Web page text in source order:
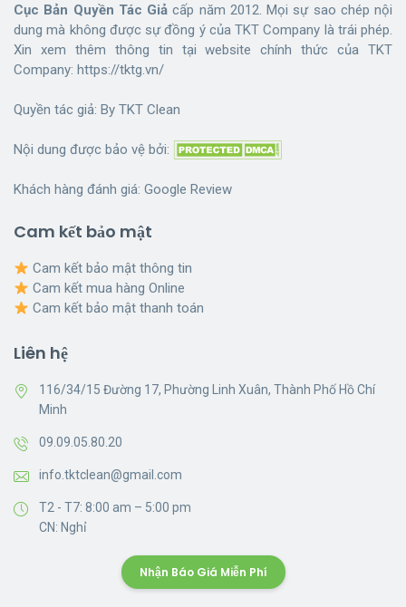
Cục Bản Quyền Tác Giả cấp năm 2012. Mọi sự sao chép nội
dung mà không được sự đồng ý của TKT Company là trái phép.
Xin xem thêm thông tin tại website chính thức của TKT
Company: https://tktg.vn/
Quyền tác giả: By TKT Clean
Nội dung được bảo vệ bởi:
Khách hàng đánh giá: Google Review
Cam kết bảo mật
Cam kết bảo mật thông tin
Cam kết mua hàng Online
Cam kết bảo mật thanh toán
Liên hệ
116/34/15 Đường 17, Phường Linh Xuân, Thành Phố Hồ Chí
Minh
09.09.05.80.20
info.tktclean@gmail.com
T2 - T7: 8:00 am – 5:00 pm
CN: Nghỉ
Nhận Báo Giá Miễn Phí